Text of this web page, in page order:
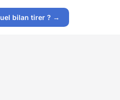
bilan tirer ? →